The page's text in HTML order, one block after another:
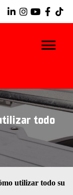
todo
utilizar todo su